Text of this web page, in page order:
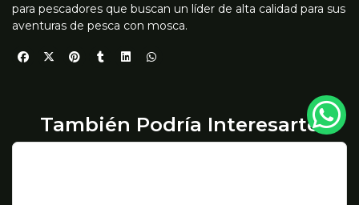
para pescadores que buscan un líder de alta calidad para sus
aventuras de pesca con mosca.
También Podría Interesarte